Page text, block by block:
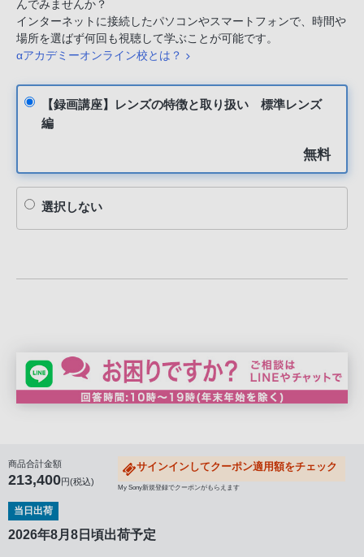
んでみませんか？
インターネットに接続したパソコンやスマートフォンで、時間や
場所を選ばず何回も視聴して学ぶことが可能です。
αアカデミーオンライン校とは？
【録画講座】レンズの特徴と取り扱い 標準レンズ
編
無料
選択しない
商品合計金額
213,400円(税込)
サインインしてクーポン適用額をチェック
My Sony新規登録でクーポンがもらえます
当日出荷
2026年8月8日頃出荷予定